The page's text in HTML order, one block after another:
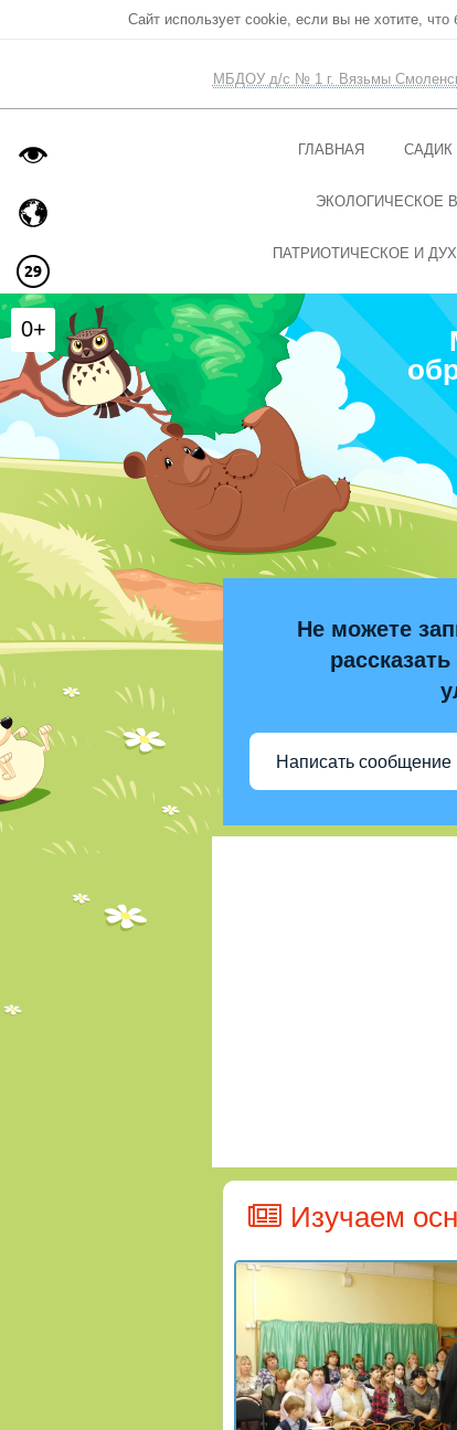
Сайт использует cookie, если вы не хотите,
МБДОУ д/с № 1 г. Вязьмы
ГЛАВНАЯ САДИК
ЭКОЛОГИЧЕСКОЕ
ПАТРИОТИЧЕСКОЕ И
Не можете
Написать сообщение
Изучаем
0+